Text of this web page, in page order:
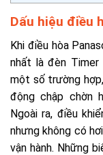
Dấu hiệu điều
Khi điều hòa
nhất là đèn Timer
một số trường
động chập chờn
Ngoài ra, điều
nhưng không có
vận hành. Những